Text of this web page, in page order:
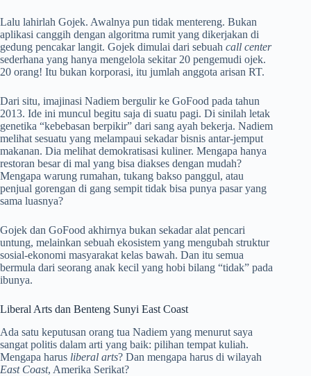
Lalu lahirlah Gojek. Awalnya pun tidak mentereng. Bukan
aplikasi canggih dengan algoritma rumit yang dikerjakan di
gedung pencakar langit. Gojek dimulai dari sebuah call center
sederhana yang hanya mengelola sekitar 20 pengemudi ojek.
20 orang! Itu bukan korporasi, itu jumlah anggota arisan RT.
Dari situ, imajinasi Nadiem bergulir ke GoFood pada tahun
2013. Ide ini muncul begitu saja di suatu pagi. Di sinilah letak
genetika “kebebasan berpikir” dari sang ayah bekerja. Nadiem
melihat sesuatu yang melampaui sekadar bisnis antar-jemput
makanan. Dia melihat demokratisasi kuliner. Mengapa hanya
restoran besar di mal yang bisa diakses dengan mudah?
Mengapa warung rumahan, tukang bakso panggul, atau
penjual gorengan di gang sempit tidak bisa punya pasar yang
sama luasnya?
Gojek dan GoFood akhirnya bukan sekadar alat pencari
untung, melainkan sebuah ekosistem yang mengubah struktur
sosial-ekonomi masyarakat kelas bawah. Dan itu semua
bermula dari seorang anak kecil yang hobi bilang “tidak” pada
ibunya.
Liberal Arts dan Benteng Sunyi East Coast
Ada satu keputusan orang tua Nadiem yang menurut saya
sangat politis dalam arti yang baik: pilihan tempat kuliah.
Mengapa harus liberal arts? Dan mengapa harus di wilayah
East Coast, Amerika Serikat?